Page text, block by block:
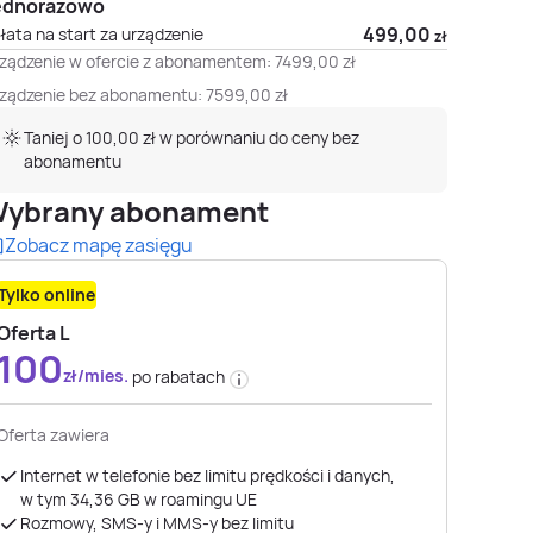
na start za urządzenie 499,00 zł
w ofercie z abonamentem: 7499,00 zł
bez abonamentu: 7599,00 zł
Taniej o 100,00 zł w porównaniu do ceny bez
abonamentu
abonament
Zobacz mapę zasięgu
online
L
100zł/mies. po rabatach
zawiera
Internet w telefonie bez limitu prędkości i danych,
w tym 34,36 GB ​​​​​​​w roamingu UE
Rozmowy, SMS-y i MMS-y bez limitu